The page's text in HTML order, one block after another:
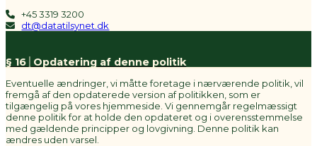
+45 3319 3200
dt@datatilsynet.dk
§ 16│Opdatering af denne politik
Eventuelle ændringer, vi måtte foretage i nærværende politik, vil
fremgå af den opdaterede version af politikken, som er
tilgængelig på vores hjemmeside. Vi gennemgår regelmæssigt
denne politik for at holde den opdateret og i overensstemmelse
med gældende principper og lovgivning. Denne politik kan
ændres uden varsel.